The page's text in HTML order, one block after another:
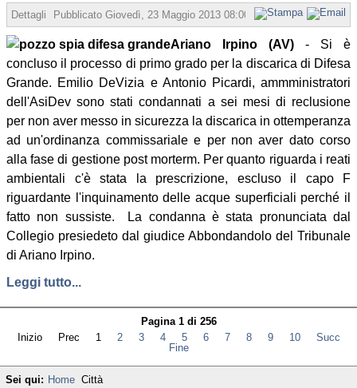
Dettagli Pubblicato Giovedì, 23 Maggio 2013 08:00 Scritto da Redazione
Ariano Irpino (AV) - Si è
concluso il processo di primo grado per la discarica di Difesa
Grande. Emilio DeVizia e Antonio Picardi, ammministratori
dell'AsiDev sono stati condannati a sei mesi di reclusione
per non aver messo in sicurezza la discarica in ottemperanza
ad un'ordinanza commissariale e per non aver dato corso
alla fase di gestione post morterm. Per quanto riguarda i reati
ambientali c'è stata la prescrizione, escluso il capo F
riguardante l'inquinamento delle acque superficiali perché il
fatto non sussiste. La condanna è stata pronunciata dal
Collegio presiedeto dal giudice Abbondandolo del Tribunale
di Ariano Irpino.
Leggi tutto...
Pagina 1 di 256
Inizio
Prec 1 2 3 4 5 6 7 8 9 10
Succ
Fine
Sei qui: Home Città